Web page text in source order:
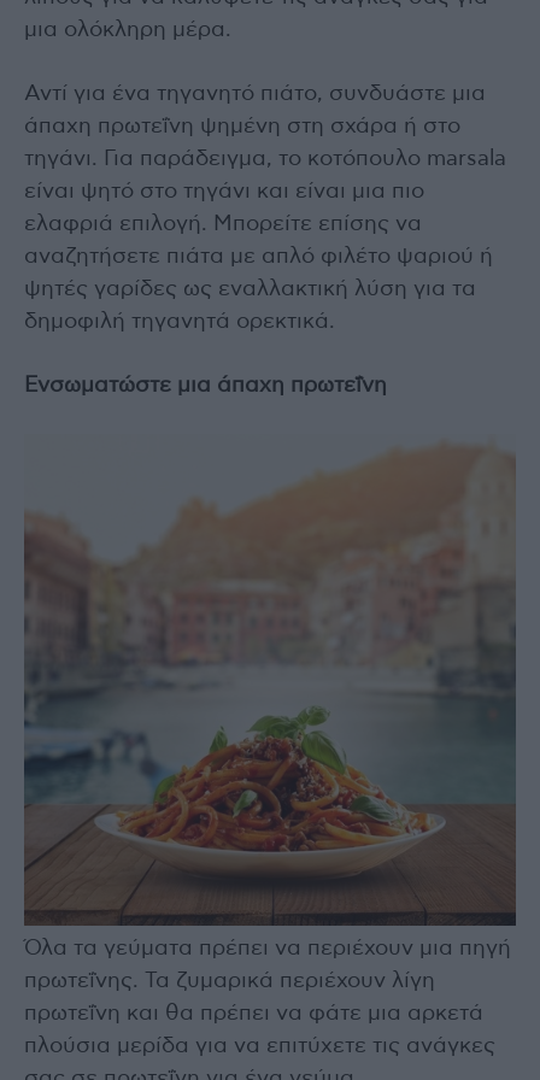
μια ολόκληρη μέρα.
Αντί για ένα τηγανητό πιάτο, συνδυάστε μια
άπαχη πρωτεΐνη ψημένη στη σχάρα ή στο
τηγάνι. Για παράδειγμα, το κοτόπουλο marsala
είναι ψητό στο τηγάνι και είναι μια πιο
ελαφριά επιλογή. Μπορείτε επίσης να
αναζητήσετε πιάτα με απλό φιλέτο ψαριού ή
ψητές γαρίδες ως εναλλακτική λύση για τα
δημοφιλή τηγανητά ορεκτικά.
Ενσωματώστε μια άπαχη πρωτεΐνη
Όλα τα γεύματα πρέπει να περιέχουν μια πηγή
πρωτεΐνης. Τα ζυμαρικά περιέχουν λίγη
πρωτεΐνη και θα πρέπει να φάτε μια αρκετά
πλούσια μερίδα για να επιτύχετε τις ανάγκες